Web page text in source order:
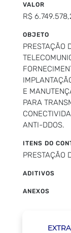
VALOR
R$
OBJETO
PRESTAÇÃO
E
PARA
ANTI-DDOS.
ITENS DO
PRESTAÇÃO
ADITIVOS
ANEXOS